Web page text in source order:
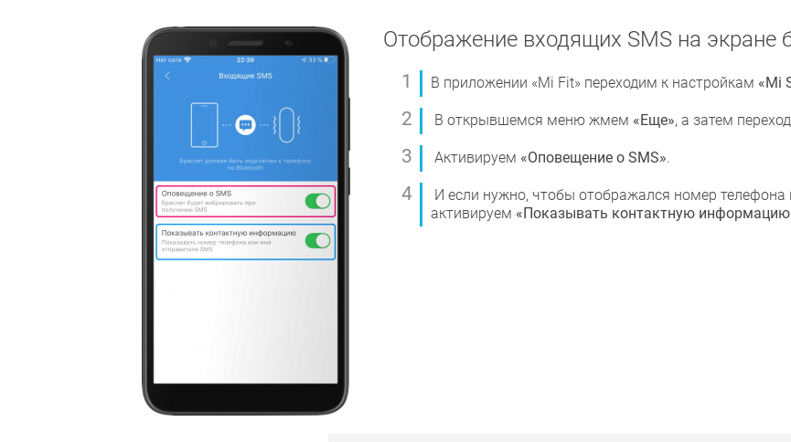
Отображение входящих SMS на экране
В приложении «Mi Fit» переходим к настройкам «Mi
В открывшемся меню жмем «Еще», а затем
Активируем «Оповещение о SMS».
И если нужно, чтобы отображался номер
активируем «Показывать контактную